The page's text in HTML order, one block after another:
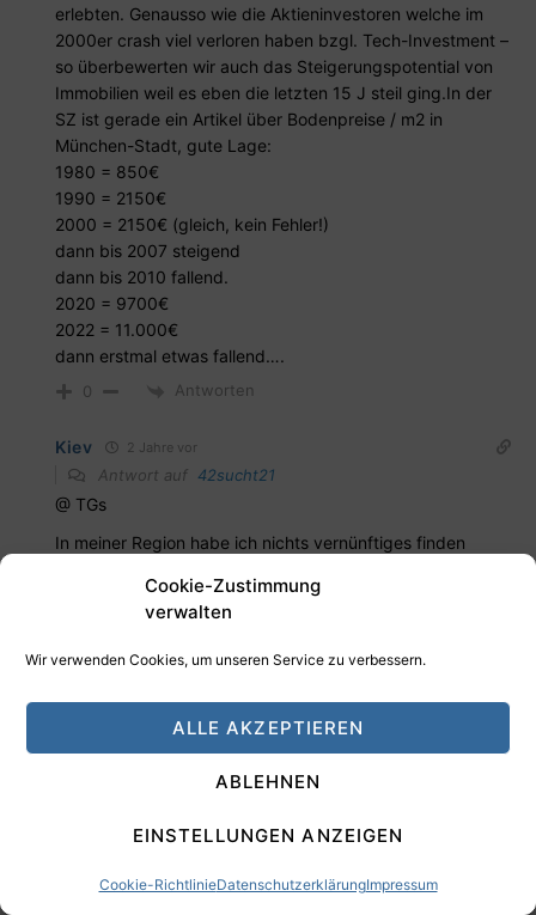
Cookie-Zustimmung
verwalten
Wir verwenden Cookies, um unseren Service zu verbessern.
ALLE AKZEPTIEREN
ABLEHNEN
EINSTELLUNGEN ANZEIGEN
Cookie-RichtlinieDatenschutzerklärungImpressum
erlebten. Genausso wie die Aktieninvestoren welche im
2000er crash viel verloren haben bzgl. Tech-Investment –
so überbewerten wir auch das Steigerungspotential von
Immobilien weil es eben die letzten 15 J steil ging.In der
SZ ist gerade ein Artikel über Bodenpreise / m2 in
München-Stadt, gute Lage:
1980 = 850€
1990 = 2150€
2000 = 2150€ (gleich, kein Fehler!)
dann bis 2007 steigend
dann bis 2010 fallend.
2020 = 9700€
2022 = 11.000€
dann erstmal etwas fallend….
0 Antworten
Kiev 2 Jahre vor
Antwort auf 42sucht21
@ TGs
In meiner Region habe ich nichts vernünftiges finden
Durch meinen eigenen Bias konnte ich mir die Mietpreise
mit 100€ im Monat schlecht vorstellen und darüberhinaus
mehr Verrückte als ich es mir vorstellen kann.
hoch sein für den Ertrag. Bei 10-20 Stellplätzen hat man
lieber. Damit hat man zwar ein wenig mehr zu tun, aber
auch Unterstützung gönnen.
Mit Nebenkosten und sonstigen Dingen habe ich keine so